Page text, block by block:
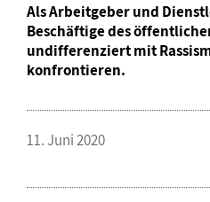
Als Arbeitgeber und
Beschäftige des
undifferenziert mit
konfrontieren.
11. Juni 2020